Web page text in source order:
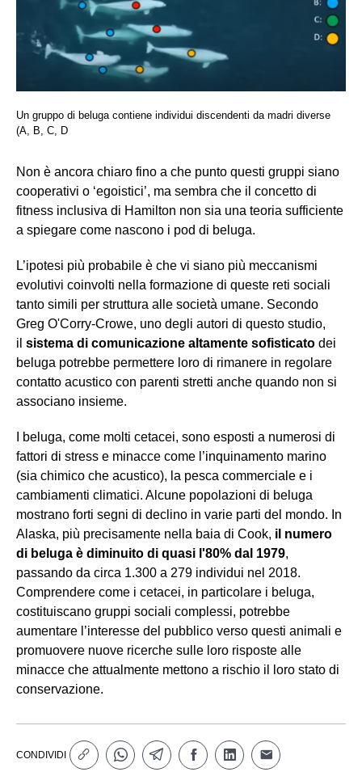
Un gruppo di beluga contiene individui discendenti da madri diverse
(A, B, C, D
Non è ancora chiaro fino a che punto questi gruppi siano
cooperativi o ‘egoistici’, ma sembra che il concetto di
fitness inclusiva di Hamilton non sia una teoria sufficiente
a spiegare come nascono i pod di beluga.
L’ipotesi più probabile è che vi siano più meccanismi
evolutivi coinvolti nella formazione di queste reti sociali
tanto simili per struttura alle società umane. Secondo
Greg O'Corry-Crowe, uno degli autori di questo studio,
il sistema di comunicazione altamente sofisticato dei
beluga potrebbe permettere loro di rimanere in regolare
contatto acustico con parenti stretti anche quando non si
associano insieme.
I beluga, come molti cetacei, sono esposti a numerosi di
fattori di stress e minacce come l’inquinamento marino
(sia chimico che acustico), la pesca commerciale e i
cambiamenti climatici. Alcune popolazioni di beluga
mostrano forti segni di declino in varie parti del mondo. In
Alaska, più precisamente nella baia di Cook, il numero
di beluga è diminuito di quasi l'80% dal 1979,
passando da circa 1.300 a 279 individui nel 2018.
Comprendere come i cetacei, in particolare i beluga,
costituiscano gruppi sociali complessi, potrebbe
aumentare l’interesse del pubblico verso questi animali e
promuovere nuove ricerche sulle loro risposte alle
minacce che attualmente mettono a rischio il loro stato di
conservazione.
CONDIVIDI